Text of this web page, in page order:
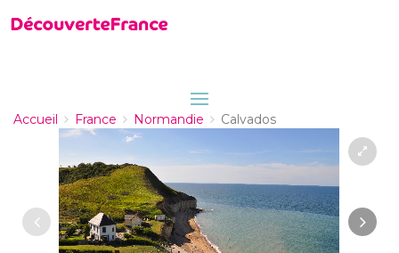
Accueil France Normandie Calvados